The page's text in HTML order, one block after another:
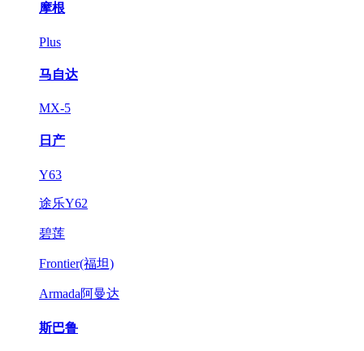
摩根
Plus
马自达
MX-5
日产
Y63
途乐Y62
碧莲
Frontier(福坦)
Armada阿曼达
斯巴鲁